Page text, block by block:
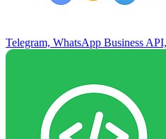
Telegram, WhatsApp Business